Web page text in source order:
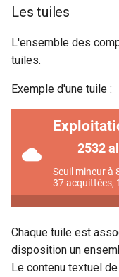
Les tuiles
L'ensemble des
tuiles.
Exemple d'une tuile :
Chaque tuile est
disposition un
Le contenu textuel